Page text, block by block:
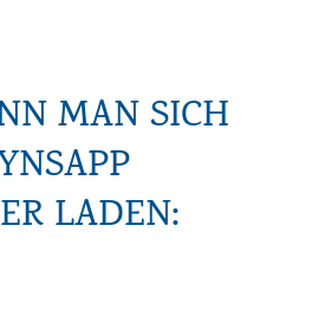
MAN SICH
LADEN: